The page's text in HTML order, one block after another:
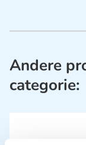
Andere
categorie: